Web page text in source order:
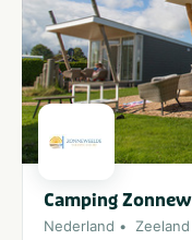
Camping
Nederland Zeeland